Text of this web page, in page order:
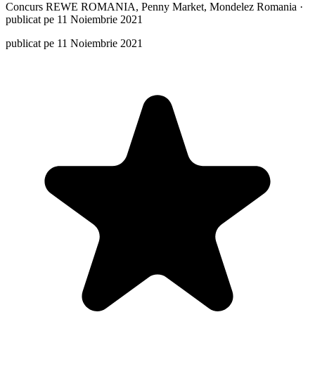
Concurs REWE ROMANIA, Penny Market, Mondelez Romania ·
publicat pe 11 Noiembrie 2021
publicat pe 11 Noiembrie 2021